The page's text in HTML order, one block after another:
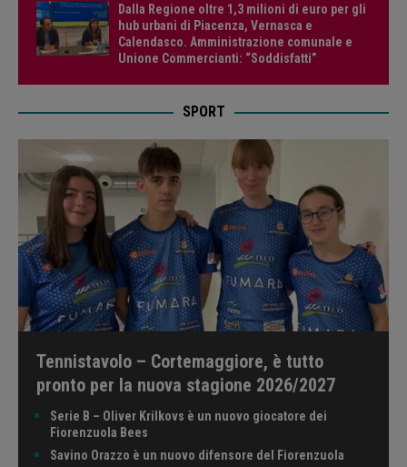
Dalla Regione oltre 1,3 milioni di euro per gli
hub urbani di Piacenza, Vernasca e
Calendasco. Amministrazione comunale e
Unione Commercianti: “Soddisfatti”
SPORT
Tennistavolo – Cortemaggiore, è tutto
pronto per la nuova stagione 2026/2027
Serie B – Oliver Krilkovs è un nuovo giocatore dei
Fiorenzuola Bees
Savino Orazzo è un nuovo difensore del Fiorenzuola